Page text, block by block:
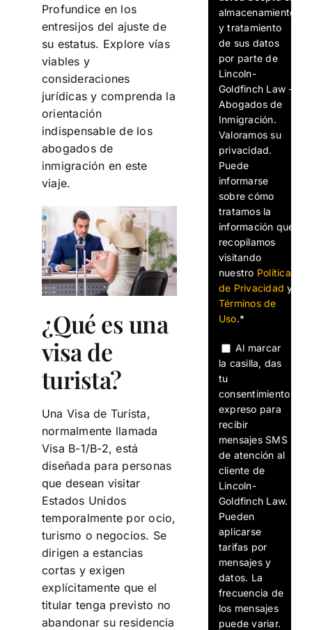
Profundice en los
entresijos del ajuste de
su estatus. Explore vías
viables y
consideraciones
jurídicas y comprenda la
orientación
indispensable de los
abogados de
inmigración en este
viaje.
¿Qué es una
visa de
turista?
Una Visa de Turista,
normalmente llamada
Visa B-1/B-2, está
diseñada para personas
que desean visitar
Estados Unidos
temporalmente por ocio,
turismo o negocios. Se
dirigen a estancias
cortas y exigen
explícitamente que el
titular tenga previsto no
abandonar su residencia
almacenamiento
y tratamiento
de sus datos
por parte de
Lincoln-
Goldfinch Law -
Abogados de
Inmigración.
Valoramos su
privacidad.
Puede
informarse
sobre cómo
tratamos la
información que
recopilamos
visitando
nuestro Política
de Privacidad y
Términos de
Uso.*
Al marcar
la casilla, das
tu
consentimiento
expreso para
recibir
mensajes SMS
de atención al
cliente de
Lincoln-
Goldfinch Law.
Pueden
aplicarse
tarifas por
mensajes y
datos. La
frecuencia de
los mensajes
puede variar.